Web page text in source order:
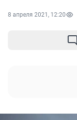
8 апреля 2021, 12:20